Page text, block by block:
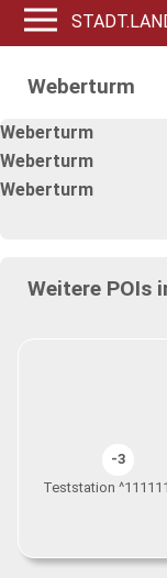
Weberturm
Weberturm
Weberturm
Weberturm
Weitere POIs
-3
Teststation